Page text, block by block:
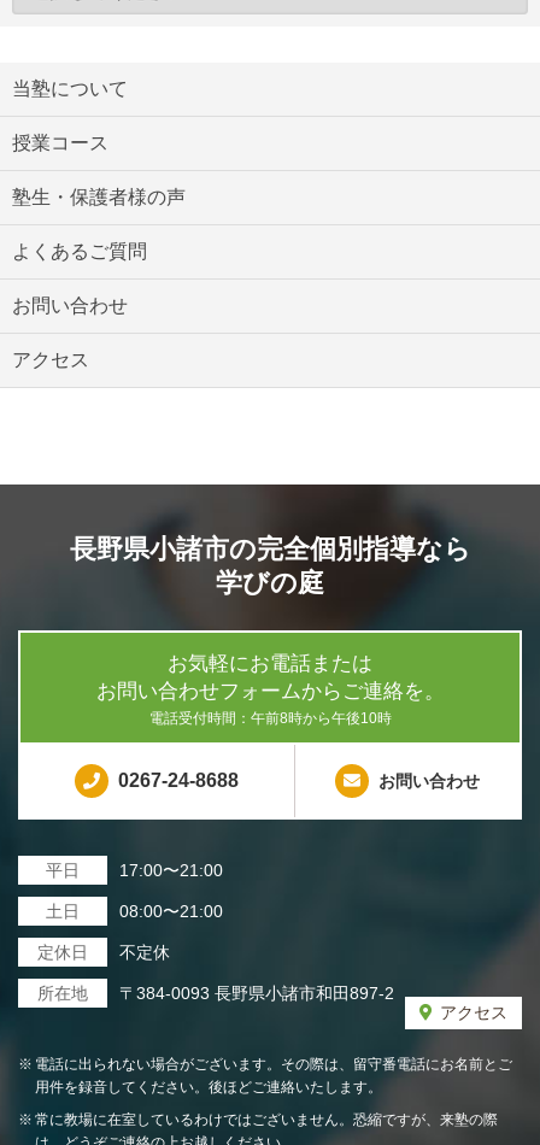
当塾について
授業コース
塾生・保護者様の声
よくあるご質問
お問い合わせ
アクセス
長野県小諸市の完全個別指導なら
学びの庭
お気軽にお電話または
お問い合わせフォームからご連絡を。
電話受付時間：午前8時から午後10時
0267-24-8688 お問い合わせ
平日 17:00〜21:00
土日 08:00〜21:00
定休日 不定休
所在地
〒384-0093 長野県小諸市和田897-2
アクセス
電話に出られない場合がございます。その際は、留守番電話にお名前とご
用件を録音してください。後ほどご連絡いたします。
常に教場に在室しているわけではございません。恐縮ですが、来塾の際